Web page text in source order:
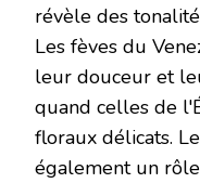
révèle des
Les fèves du
leur douceur et
quand celles de
floraux délicats.
également un